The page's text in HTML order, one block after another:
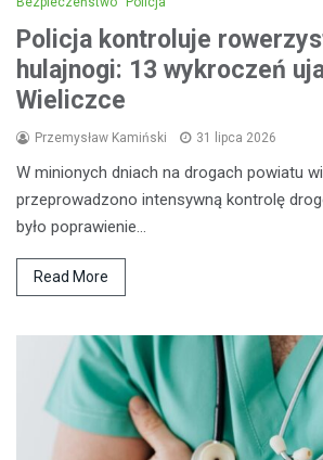
Policja kontroluje
hulajnogi: 13 wykroczeń
Wieliczce
Przemysław Kamiński 31 lipca 2026
W minionych dniach na drogach powiatu
przeprowadzono intensywną kontrolę
było poprawienie…
Read More